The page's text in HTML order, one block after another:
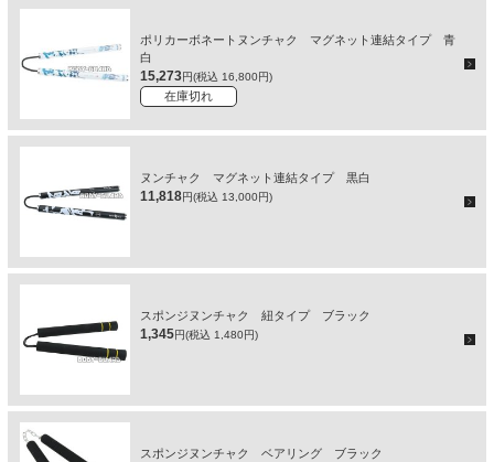
ポリカーボネートヌンチャク マグネット連結タイプ 青
白
15,273円(税込 16,800円)
在庫切れ
ヌンチャク マグネット連結タイプ 黒白
11,818円(税込 13,000円)
スポンジヌンチャク 紐タイプ ブラック
1,345円(税込 1,480円)
スポンジヌンチャク ベアリング ブラック